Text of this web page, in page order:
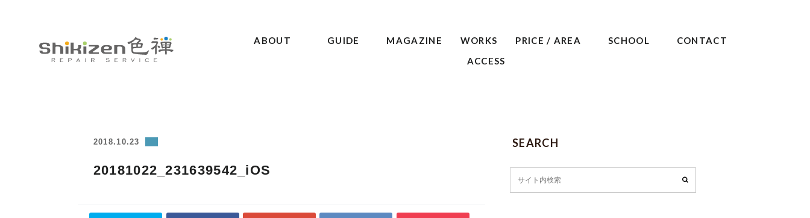
ABOUT
PRICE / AREA
ABOUT GUIDE MAGAZINE WORKS PRICE / AREA SCHOOL
CONTACT
ACCESS
2018.10.23
20181022_231639542_iOS
SEARCH